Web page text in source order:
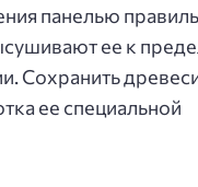
панелью
ее к
Сохранить
ее специальной